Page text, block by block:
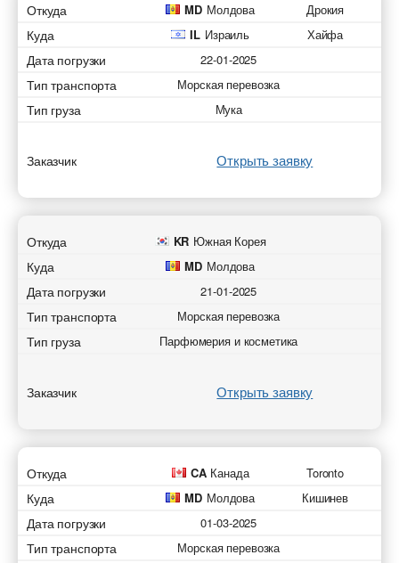
Откуда MD Молдова Дрокия
Куда IL Израиль Хайфа
Дата погрузки 22-01-2025
Тип транспорта Морская перевозка
Тип груза Мука
Заказчик Открыть заявку
Откуда KR Южная Корея
Куда MD Молдова
Дата погрузки 21-01-2025
Тип транспорта Морская перевозка
Тип груза Парфюмерия и косметика
Заказчик Открыть заявку
Откуда CA Канада Toronto
Куда MD Молдова Кишинев
Дата погрузки 01-03-2025
Тип транспорта Морская перевозка